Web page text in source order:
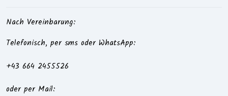
Nach Vereinbarung:
Telefonisch, per sms oder WhatsApp:
+43 664 2455526
oder per Mail: